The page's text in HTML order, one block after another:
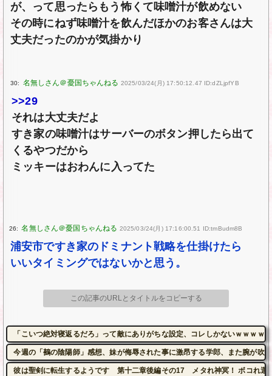
が、って思ったらもう怖くて味噌汁が飲めない
その時にねず味噌汁を飲んだほかのお客さんは大
丈夫だったのかが気掛かり
30: 2025/03/24(月) 17:50:12.47 ID:dZLjpfYB
>>29
それは大丈夫だよ
すき家の味噌汁はサーバーのボタン押したら出て
くるやつだから
ミッキーはおわんに入ってた
26: 2025/03/24(月) 17:16:00.51 ID:tmBudm8B
浦安市ですき家のドミナント戦略を仕掛けたら
いいタイミングではないかと思う。
この記事のURLとタイトルをコピーする
「こいつ絶対寝返るだろ」って敵にありがちな設定、コレしかないｗｗｗｗ
今週の「鵺の陰陽師」感想、妹が侮辱された事に激昂する学郎、また腕が吹
彼は聖剣に転生するようです 第十二章後編その17 メタれ神冥！ ボコれ運